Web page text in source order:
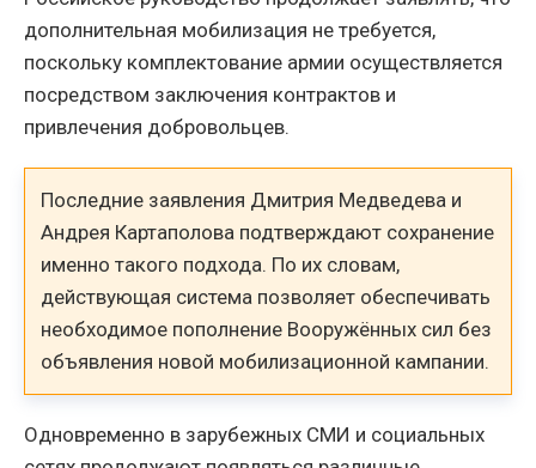
дополнительная мобилизация не требуется,
поскольку комплектование армии осуществляется
посредством заключения контрактов и
привлечения добровольцев.
Последние заявления Дмитрия Медведева и
Андрея Картаполова подтверждают сохранение
именно такого подхода. По их словам,
действующая система позволяет обеспечивать
необходимое пополнение Вооружённых сил без
объявления новой мобилизационной кампании.
Одновременно в зарубежных СМИ и социальных